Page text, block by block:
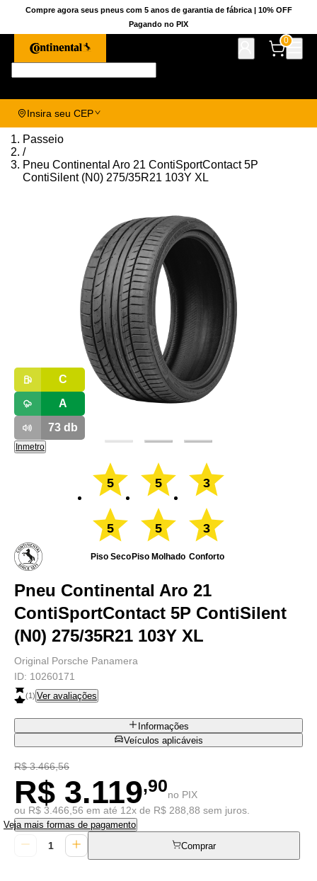
Compre agora seus pneus com 5 anos de garantia de fábrica | 10% OFF
Pagando no PIX
0
Insira seu CEP
Passeio
/
Pneu Continental Aro 21 ContiSportContact 5P
ContiSilent (N0) 275/35R21 103Y XL
C
A
73db
Inmetro
5
5
Piso Seco
5
5
Piso Molhado
3
3
Conforto
Pneu Continental Aro 21
ContiSportContact 5P ContiSilent
(N0) 275/35R21 103Y XL
Original Porsche Panamera
ID: 10260171
(1) Ver avaliações
Informações
Veículos aplicáveis
R$ 3.466,56
R$ 3.119,90no PIX
ou R$ 3.466,56 em até 12x de R$ 288,88 sem juros.
Veja mais formas de pagamento
Comprar